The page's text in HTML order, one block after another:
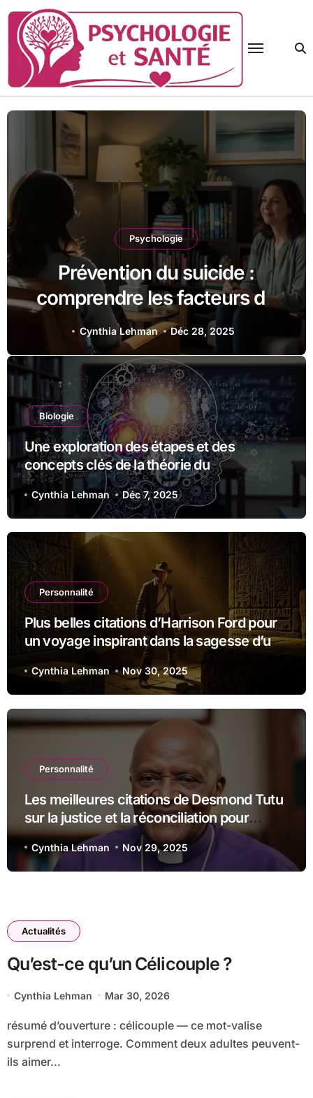
contenu
Psychologie
Prévention du suicide :
comprendre les facteurs de
risque, les facteurs
protecteurs et les ressources
disponibles
Cynthia Lehman Déc 28, 2025
Biologie
Une exploration des étapes et des
concepts clés de la théorie du
développement cognitif de Piaget
Cynthia Lehman Déc 7, 2025
Personnalité
Plus belles citations d’Harrison Ford pour
un voyage inspirant dans la sagesse d’un
acteur iconique
Cynthia Lehman Nov 30, 2025
Personnalité
Les meilleures citations de Desmond Tutu
sur la justice et la réconciliation pour
s’inspirer
Cynthia Lehman Nov 29, 2025
Actualités
Qu’est-ce qu’un Célicouple ?
Cynthia Lehman Mar 30, 2026
résumé d’ouverture : célicouple — ce mot-valise
surprend et interroge. Comment deux adultes peuvent-
ils aimer...